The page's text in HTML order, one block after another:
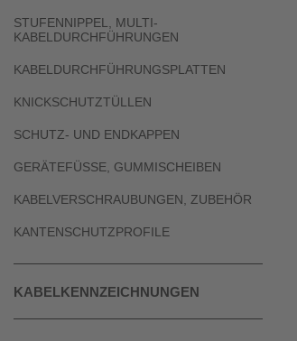
STUFENNIPPEL, MULTI-
KABELDURCHFÜHRUNGEN
KABELDURCHFÜHRUNGSPLATTEN
KNICKSCHUTZTÜLLEN
SCHUTZ- UND ENDKAPPEN
GERÄTEFÜSSE, GUMMISCHEIBEN
KABELVERSCHRAUBUNGEN, ZUBEHÖR
KANTENSCHUTZPROFILE
KABELKENNZEICHNUNGEN